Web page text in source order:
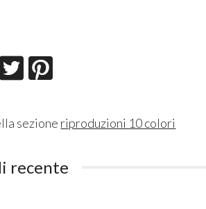
sezione riproduzioni 10 colori
recente